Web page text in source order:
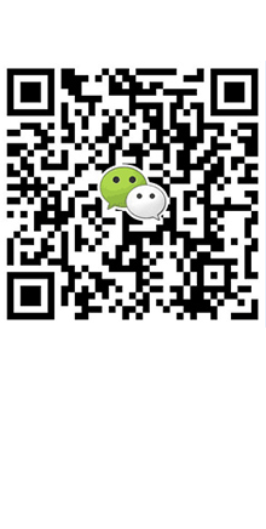
精品仪器
技术服务